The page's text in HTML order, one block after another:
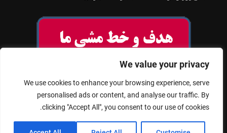
We value your privacy
We use cookies to enhance your browsing experience, serve
personalised ads or content, and analyse our traffic. By
clicking "Accept All", you consent to our use of cookies.